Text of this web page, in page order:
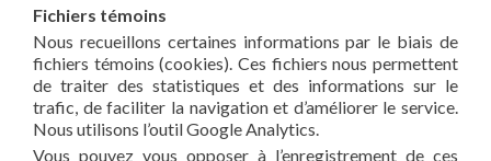
Fichiers témoins
Nous recueillons certaines informations par le biais de
fichiers témoins (cookies). Ces fichiers nous permettent
de traiter des statistiques et des informations sur le
trafic, de faciliter la navigation et d’améliorer le service.
Nous utilisons l’outil Google Analytics.
Vous pouvez vous opposer à l’enregistrement de ces